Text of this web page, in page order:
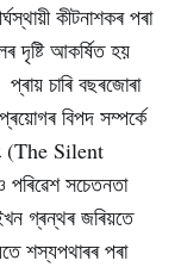
কীটনাশকৰ পৰা
দৃষ্টি আকৰ্ষিত হয়
চাৰি বছৰজোৰা
বিপদ সম্পৰ্কে
(The Silent
সচেতনতা
গ্ৰন্থৰ জৰিয়তে
শস্যপথাৰৰ পৰা